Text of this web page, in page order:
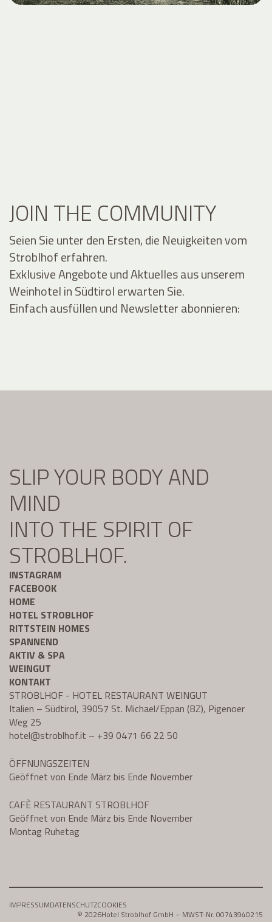
JOIN THE COMMUNITY
Seien Sie unter den Ersten, die Neuigkeiten vom
Stroblhof erfahren.
Exklusive Angebote und Aktuelles aus unserem
Weinhotel in Südtirol erwarten Sie.
Einfach ausfüllen und Newsletter abonnieren:
SLIP YOUR BODY AND
MIND
INTO THE SPIRIT OF
STROBLHOF.
INSTAGRAM
FACEBOOK
HOME
HOTEL STROBLHOF
RITTSTEIN HOMES
SPANNEND
AKTIV & SPA
WEINGUT
KONTAKT
STROBLHOF - HOTEL RESTAURANT WEINGUT
Italien – Südtirol, 39057 St. Michael/Eppan (BZ), Pigenoer
Weg 25
hotel@stroblhof.it – +39 0471 66 22 50
ÖFFNUNGSZEITEN
Geöffnet von Ende März bis Ende November
CAFÈ RESTAURANT STROBLHOF
Geöffnet von Ende März bis Ende November
Montag Ruhetag
IMPRESSUMDATENSCHUTZCOOKIES
© 2026Hotel Stroblhof GmbH – MWST-Nr. 00743940215